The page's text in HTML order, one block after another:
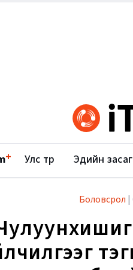
+ Улс төр Эдийн засаг
Боловсрол |